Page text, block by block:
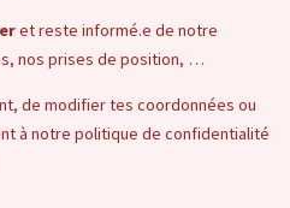
et reste informé.e de notre
nos prises de position, …
de modifier tes coordonnées ou
à notre politique de confidentialité